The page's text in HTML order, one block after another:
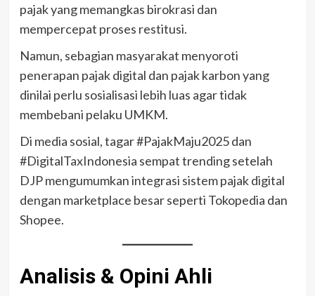
pajak yang memangkas birokrasi dan
mempercepat proses restitusi.
Namun, sebagian masyarakat menyoroti
penerapan pajak digital dan pajak karbon yang
dinilai perlu sosialisasi lebih luas agar tidak
membebani pelaku UMKM.
Di media sosial, tagar #PajakMaju2025 dan
#DigitalTaxIndonesia sempat trending setelah
DJP mengumumkan integrasi sistem pajak digital
dengan marketplace besar seperti Tokopedia dan
Shopee.
Analisis & Opini Ahli